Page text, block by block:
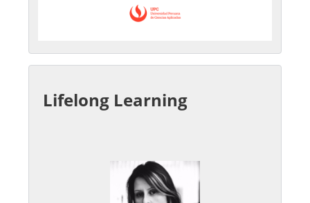
Lifelong Learning